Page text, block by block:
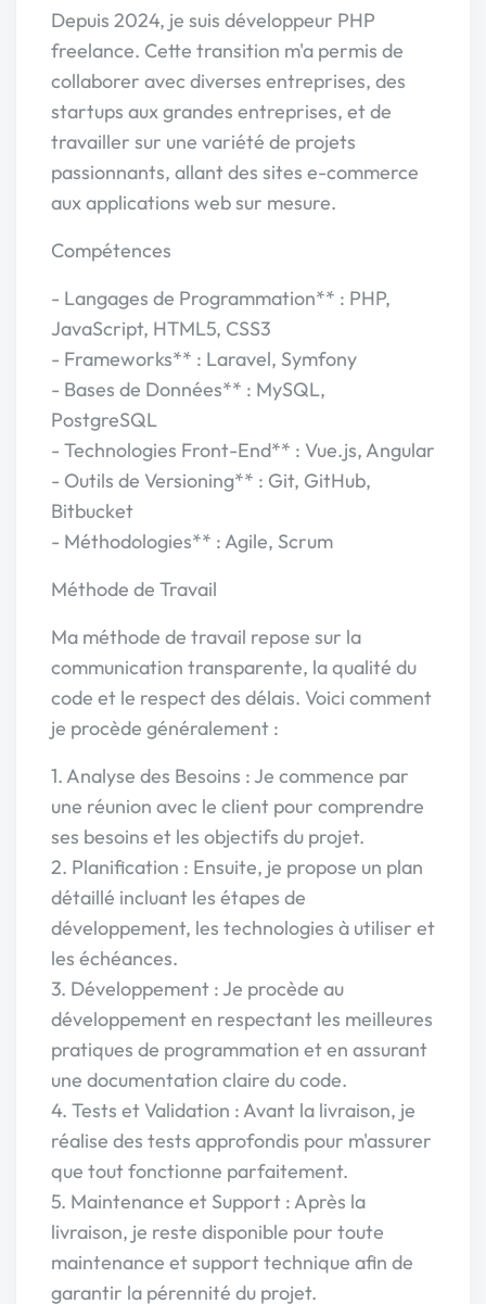
Depuis 2024, je suis développeur PHP
freelance. Cette transition m'a permis de
collaborer avec diverses entreprises, des
startups aux grandes entreprises, et de
travailler sur une variété de projets
passionnants, allant des sites e-commerce
aux applications web sur mesure.
Compétences
- Langages de Programmation** : PHP,
JavaScript, HTML5, CSS3
- Frameworks** : Laravel, Symfony
- Bases de Données** : MySQL,
PostgreSQL
- Technologies Front-End** : Vue.js, Angular
- Outils de Versioning** : Git, GitHub,
Bitbucket
- Méthodologies** : Agile, Scrum
Méthode de Travail
Ma méthode de travail repose sur la
communication transparente, la qualité du
code et le respect des délais. Voici comment
je procède généralement :
1. Analyse des Besoins : Je commence par
une réunion avec le client pour comprendre
ses besoins et les objectifs du projet.
2. Planification : Ensuite, je propose un plan
détaillé incluant les étapes de
développement, les technologies à utiliser et
les échéances.
3. Développement : Je procède au
développement en respectant les meilleures
pratiques de programmation et en assurant
une documentation claire du code.
4. Tests et Validation : Avant la livraison, je
réalise des tests approfondis pour m'assurer
que tout fonctionne parfaitement.
5. Maintenance et Support : Après la
livraison, je reste disponible pour toute
maintenance et support technique afin de
garantir la pérennité du projet.